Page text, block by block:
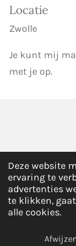
Deze website
ervaring te
advertenties
te klikken,
alle cookies.
Locatie
Zwolle
Je kunt mij
met je op.
© 2025 - 2026